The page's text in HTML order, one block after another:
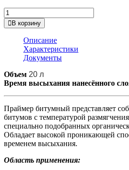
В корзину
Описание
Характеристики
Документы
Объем 20 л
Время высыхания нанесённого
Праймер битумный представляет
битумов с температурой
специально подобранных
Обладает высокой проникающей
временем высыхания.
Область применения: